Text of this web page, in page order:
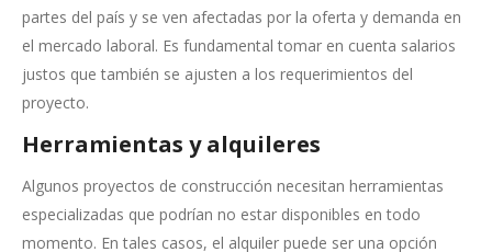
partes del país y se ven afectadas por la oferta y demanda en
el mercado laboral. Es fundamental tomar en cuenta salarios
justos que también se ajusten a los requerimientos del
proyecto.
Herramientas y alquileres
Algunos proyectos de construcción necesitan herramientas
especializadas que podrían no estar disponibles en todo
momento. En tales casos, el alquiler puede ser una opción